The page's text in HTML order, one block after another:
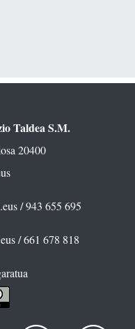
Taldea S.M.
20400
/ 943 655 695
/ 661 678 818